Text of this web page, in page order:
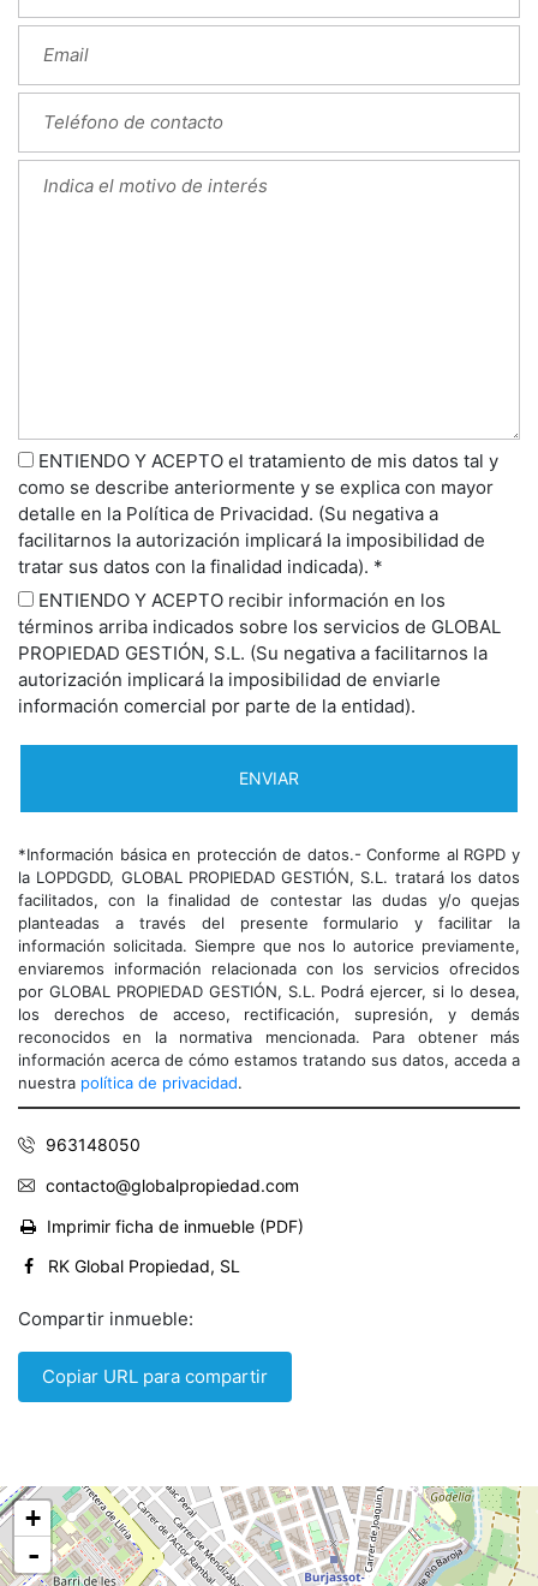
ENTIENDO Y ACEPTO el tratamiento de mis datos tal y
como se describe anteriormente y se explica con mayor
detalle en la Política de Privacidad. (Su negativa a
facilitarnos la autorización implicará la imposibilidad de
tratar sus datos con la finalidad indicada). *
ENTIENDO Y ACEPTO recibir información en los
términos arriba indicados sobre los servicios de GLOBAL
PROPIEDAD GESTIÓN, S.L. (Su negativa a facilitarnos la
autorización implicará la imposibilidad de enviarle
información comercial por parte de la entidad).
*Información básica en protección de datos.- Conforme al RGPD y
la LOPDGDD, GLOBAL PROPIEDAD GESTIÓN, S.L. tratará los datos
facilitados, con la finalidad de contestar las dudas y/o quejas
planteadas a través del presente formulario y facilitar la
información solicitada. Siempre que nos lo autorice previamente,
enviaremos información relacionada con los servicios ofrecidos
por GLOBAL PROPIEDAD GESTIÓN, S.L. Podrá ejercer, si lo desea,
los derechos de acceso, rectificación, supresión, y demás
reconocidos en la normativa mencionada. Para obtener más
información acerca de cómo estamos tratando sus datos, acceda a
nuestra política de privacidad.
963148050
contacto@globalpropiedad.com
Imprimir ficha de inmueble (PDF)
RK Global Propiedad, SL
Compartir inmueble:
Copiar URL para compartir
+
-